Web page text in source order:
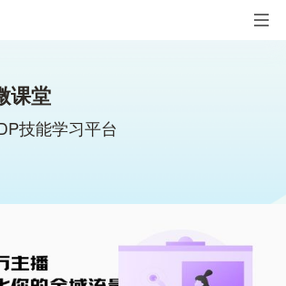
课堂
技能学习平台